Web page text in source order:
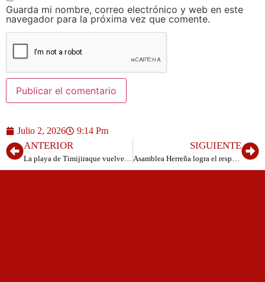
Guarda mi nombre, correo electrónico y web en este
navegador para la próxima vez que comente.
Julio 2, 2026 9:14 Pm
ANTERIOR SIGUIENTE